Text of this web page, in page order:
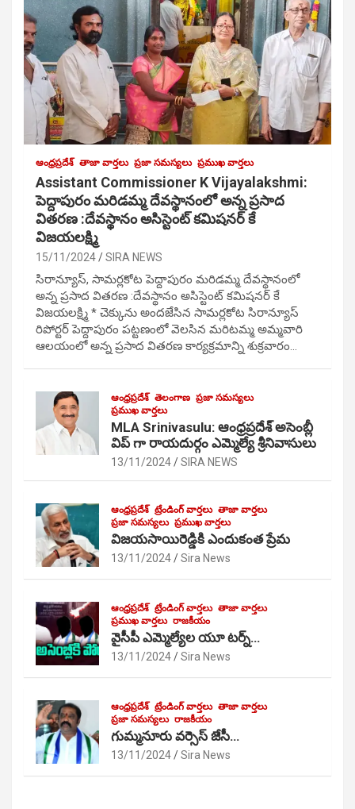
ఆంధ్రప్రదేశ్ తాజా వార్తలు ప్రజా సమస్యలు ప్రముఖ వార్తలు
Assistant Commissioner K Vijayalakshmi:
పెద్దాపురం మరిడమ్మ దేవస్థానంలో అన్న ప్రసాద
వితరణ :దేవస్థానం అసిస్టెంట్ కమిషనర్ కే
విజయలక్ష్మి
15/11/2024 SIRA NEWS
సిరాన్యూస్, సామర్లకోట పెద్దాపురం మరిడమ్మ దేవస్థానంలో
అన్న ప్రసాద వితరణ :దేవస్థానం అసిస్టెంట్ కమిషనర్ కే
విజయలక్ష్మి * చెక్కును అందజేసిన సామర్లకోట సిరాన్యూస్
రిపోర్టర్ పెద్దాపురం పట్టణంలో వెలసిన మరిటమ్మ అమ్మవారి
ఆలయంలో అన్న ప్రసాద వితరణ కార్యక్రమాన్ని శుక్రవారం…
ఆంధ్రప్రదేశ్ తెలంగాణ ప్రజా సమస్యలు
ప్రముఖ వార్తలు
MLA Srinivasulu: ఆంధ్రప్రదేశ్ అసెంబ్లీ
విప్ గా రాయదుర్గం ఎమ్మెల్యే శ్రీనివాసులు
13/11/2024 SIRA NEWS
ఆంధ్రప్రదేశ్ ట్రేండింగ్ వార్తలు తాజా వార్తలు
ప్రజా సమస్యలు ప్రముఖ వార్తలు
విజయసాయిరెడ్డికి ఎందుకంత ప్రేమ
13/11/2024 Sira News
ఆంధ్రప్రదేశ్ ట్రేండింగ్ వార్తలు తాజా వార్తలు
ప్రముఖ వార్తలు రాజకీయం
వైసీపీ ఎమ్మెల్యేల యూ టర్న్…
13/11/2024 Sira News
ఆంధ్రప్రదేశ్ ట్రేండింగ్ వార్తలు తాజా వార్తలు
ప్రజా సమస్యలు రాజకీయం
గుమ్మనూరు వర్సెస్ జేసీ…
13/11/2024 Sira News